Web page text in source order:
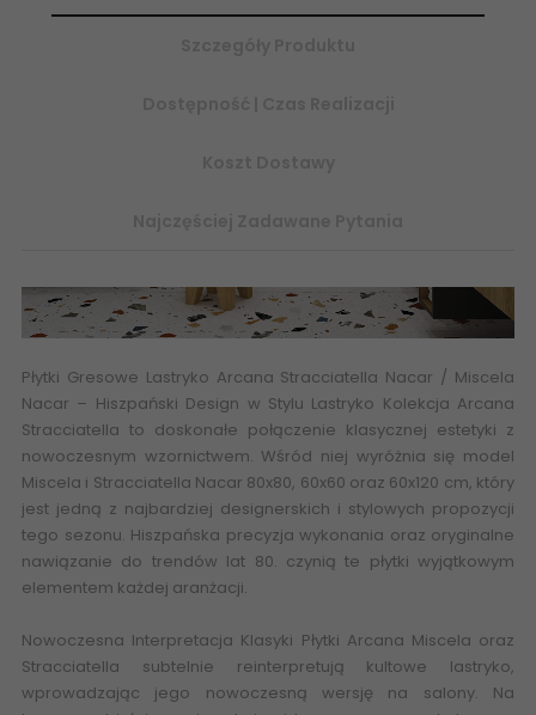
Płytki Gresowe Lastryko Arcana Stracciatella Nacar / Miscela
Nacar – Hiszpański Design w Stylu Lastryko Kolekcja Arcana
Stracciatella to doskonałe połączenie klasycznej estetyki z
nowoczesnym wzornictwem. Wśród niej wyróżnia się model
Miscela i Stracciatella Nacar 80x80, 60x60 oraz 60x120 cm, który
jest jedną z najbardziej designerskich i stylowych propozycji
tego sezonu. Hiszpańska precyzja wykonania oraz oryginalne
nawiązanie do trendów lat 80. czynią te płytki wyjątkowym
elementem każdej aranżacji.
Nowoczesna Interpretacja Klasyki Płytki Arcana Miscela oraz
Stracciatella subtelnie reinterpretują kultowe lastryko,
wprowadzając jego nowoczesną wersję na salony. Na